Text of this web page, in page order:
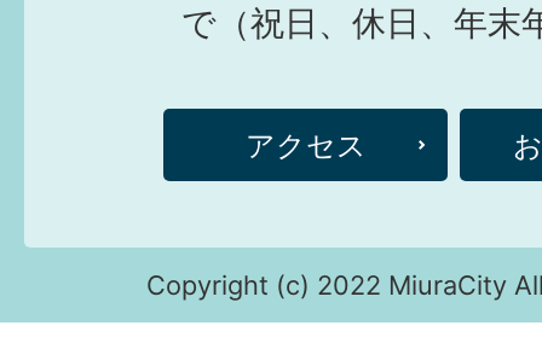
で（祝日、休日、年末
アクセス
Copyright (c) 2022 MiuraCity